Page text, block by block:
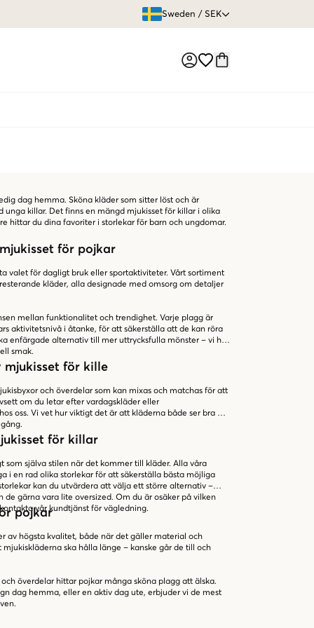
Sweden / SEK
dag hemma. Sköna kläder som sitter löst och är
unga killar. Det finns en mängd mjukisset för killar i olika
hittar du dina favoriter i storlekar för barn och ungdomar.
för pojkar
valet för dagligt bruk eller sportaktiviteter. Vårt sortiment
kläder, alla designade med omsorg om detaljer
mellan funktionalitet och trendighet. Varje plagg är
aktivitetsnivå i åtanke, för att säkerställa att de kan röra
enfärgade alternativ till mer uttrycksfulla mönster – vi har
smak.
för kille
och överdelar som kan mixas och matchas för att
om du letar efter vardagskläder eller
oss. Vi vet hur viktigt det är att kläderna både ser bra ut
för killar
som själva stilen när det kommer till kläder. Alla våra
i en rad olika storlekar för att säkerställa bästa möjliga
kan du utvärdera att välja ett större alternativ –
de gärna vara lite oversized. Om du är osäker på vilken
vår kundtjänst för vägledning.
pojkar
av högsta kvalitet, både när det gäller material och
ska hålla länge – kanske går de till och
överdelar hittar pojkar många sköna plagg att älska.
dag hemma, eller en aktiv dag ute, erbjuder vi de mest